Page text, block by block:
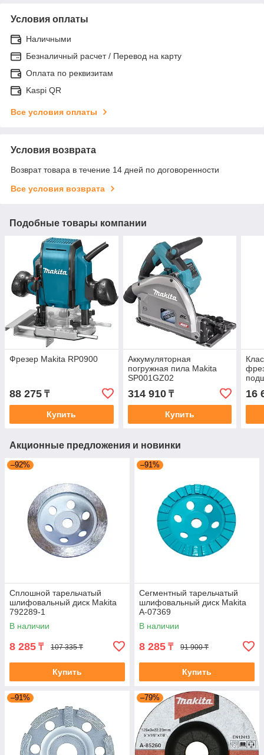
Условия оплаты
Наличными
Безналичный расчет / Перевод на карту
Оплата по реквизитам
Kaspi QR
Все условия оплаты
Условия возврата
Возврат товара в течение 14 дней по договоренности
Все условия возврата
Подобные товары компании
Фрезер Makita RP0900
88 275 ₸
Купить
Аккумуляторная
погружная пила Makita
SP001GZ02
314 910₸
Купить
16
Акционные предложения и новинки
–92%
Сплошной тарельчатый
шлифовальный диск Makita
792289-1
В наличии
8 285 ₸ 107 335 ₸
Купить
–91%
Сегментный тарельчатый
шлифовальный диск Makita
A-07369
В наличии
8 285 ₸ 91 900 ₸
Купить
–91% –79%